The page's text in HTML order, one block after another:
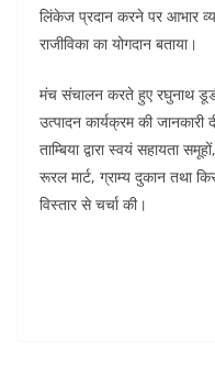
लिंकेज प्रदान करने पर आभार
राजीविका का योगदान बताया।
मंच संचालन करते हुए रघुनाथ डूडी
उत्पादन कार्यक्रम की जानकारी
ताम्बिया द्वारा स्वयं सहायता
रूरल मार्ट, ग्राम्य दुकान तथा
विस्तार से चर्चा की।